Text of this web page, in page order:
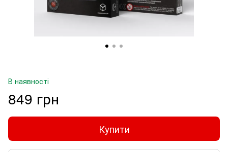
В наявності
849 грн
Купити